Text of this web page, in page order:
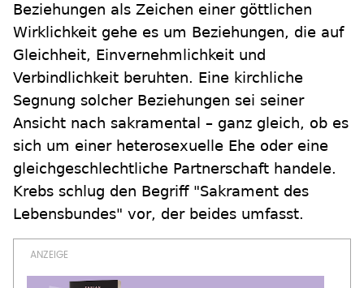
Beziehungen als Zeichen einer göttlichen
Wirklichkeit gehe es um Beziehungen, die auf
Gleichheit, Einvernehmlichkeit und
Verbindlichkeit beruhten. Eine kirchliche
Segnung solcher Beziehungen sei seiner
Ansicht nach sakramental – ganz gleich, ob es
sich um einer heterosexuelle Ehe oder eine
gleichgeschlechtliche Partnerschaft handele.
Krebs schlug den Begriff "Sakrament des
Lebensbundes" vor, der beides umfasst.